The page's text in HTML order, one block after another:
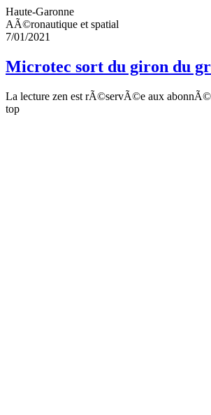
Haute-Garonne
AÃ©ronautique et spatial
7/01/2021
Microtec sort du giron du
La lecture zen est rÃ©servÃ©e aux
top